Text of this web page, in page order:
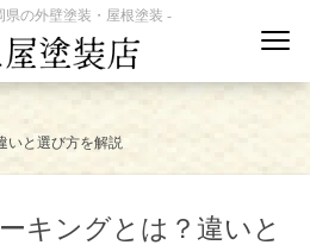
県の外壁塗装・屋根塗装 -
いと選び方を解説
キングとは？違いと